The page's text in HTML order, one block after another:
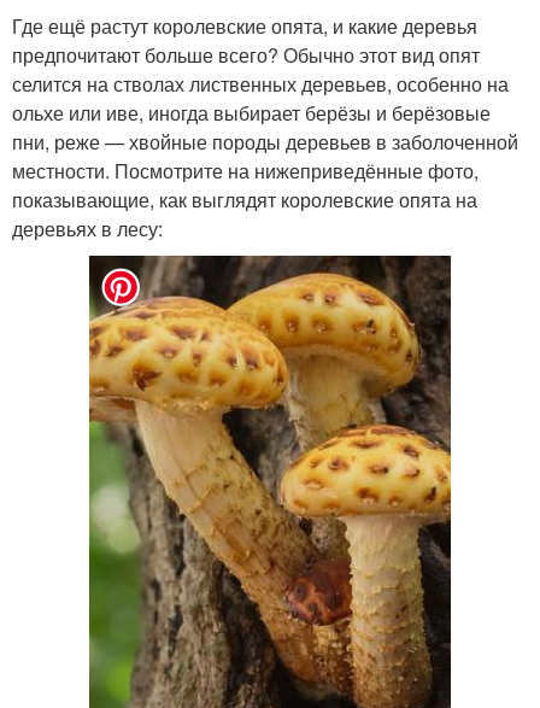
Где ещё растут королевские опята, и какие деревья
предпочитают больше всего? Обычно этот вид опят
селится на стволах лиственных деревьев, особенно на
ольхе или иве, иногда выбирает берёзы и берёзовые
пни, реже — хвойные породы деревьев в заболоченной
местности. Посмотрите на нижеприведённые фото,
показывающие, как выглядят королевские опята на
деревьях в лесу: